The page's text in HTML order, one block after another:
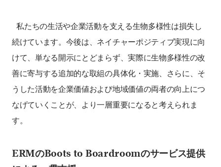
私たちの生活や企業活動を支える生物多様性は損失し
続けています。今後は、ネイチャーポジティブ実現に向
けて、単なる開示にとどまらず、実際に生物多様性の改
善に寄与する追加的な取組の具体化・実施、さらに、そ
うした活動を企業価値および地域価値の両者の向上につ
なげていくことが、より一層重要になると考えられま
す。
ERMのBoots to Boardroomのサービス提供